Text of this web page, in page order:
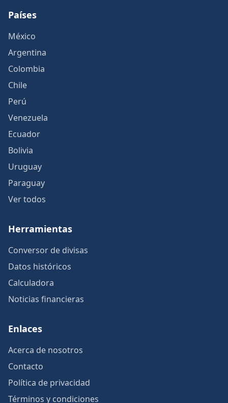
Países
México
Argentina
Colombia
Chile
Perú
Venezuela
Ecuador
Bolivia
Uruguay
Paraguay
Ver todos
Herramientas
Conversor de divisas
Datos históricos
Calculadora
Noticias financieras
Enlaces
Acerca de nosotros
Contacto
Política de privacidad
Términos y condiciones